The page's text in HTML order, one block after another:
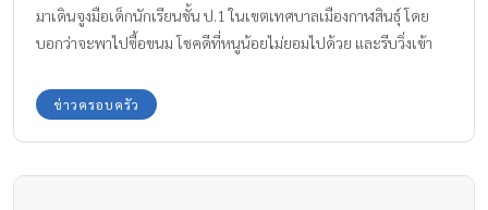
มาเดินจูงมือเด็กนักเรียนชั้น ป.1 ในเขตเทศบาลเมืองกาฬสินธุ์ โดย
บอกว่าจะพาไปซื้อขนม โชคดีที่หนูน้อยไม่ยอมไปด้วย และรีบวิ่งเข้า
แก๊งลักพาตัว
ข่าวครอบครัว